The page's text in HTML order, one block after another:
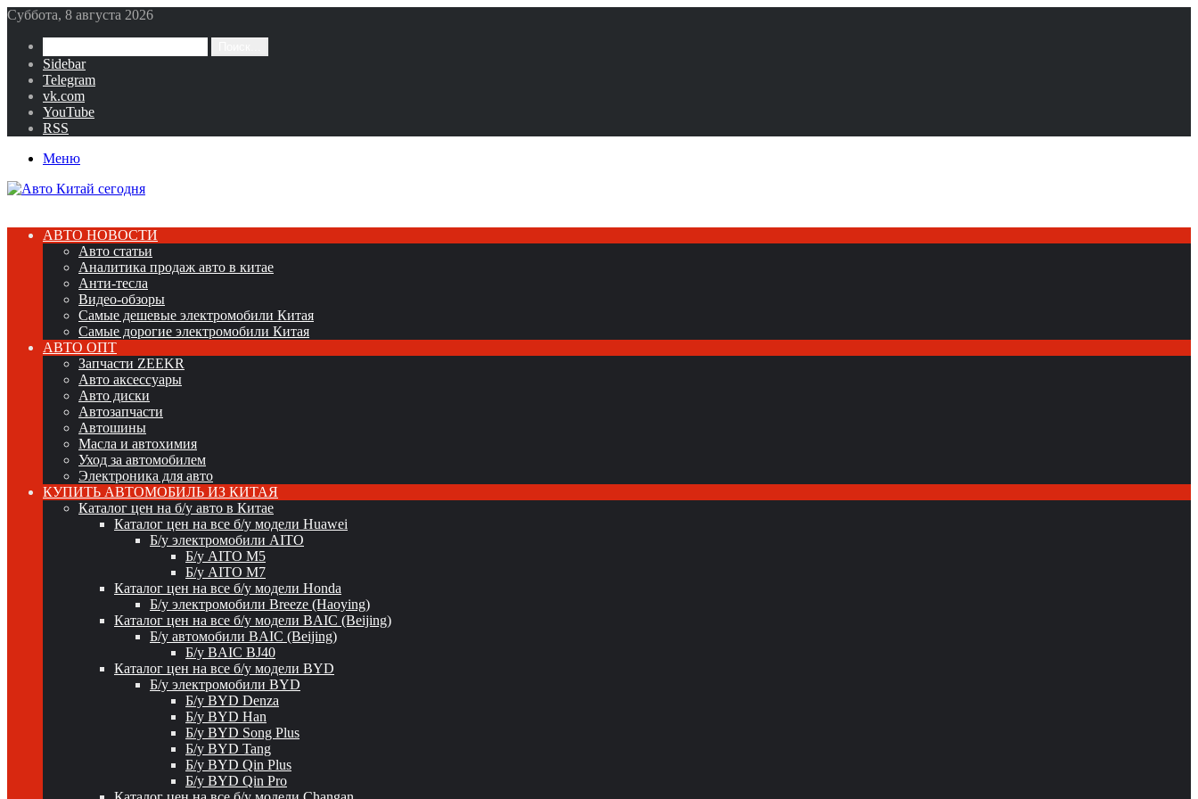
Суббота, 8 августа 2026
Sidebar
Telegram
vk.com
YouTube
RSS
Меню
АВТО НОВОСТИ
Авто статьи
Аналитика продаж авто в китае
Анти-тесла
Видео-обзоры
Самые дешевые электромобили Китая
Самые дорогие электромобили Китая
АВТО ОПТ
Запчасти ZEEKR
Авто аксессуары
Авто диски
Автозапчасти
Автошины
Масла и автохимия
Уход за автомобилем
Электроника для авто
КУПИТЬ АВТОМОБИЛЬ ИЗ КИТАЯ
Каталог цен на б/у авто в Китае
Каталог цен на все б/у модели Huawei
Б/у электромобили AITO
Б/у AITO M5
Б/у AITO M7
Каталог цен на все б/у модели Honda
Б/у электромобили Breeze (Haoying)
Каталог цен на все б/у модели BAIC (Beijing)
Б/у автомобили BAIC (Beijing)
Б/у BAIC BJ40
Каталог цен на все б/у модели BYD
Б/у электромобили BYD
Б/у BYD Denza
Б/у BYD Han
Б/у BYD Song Plus
Б/у BYD Tang
Б/у BYD Qin Plus
Б/у BYD Qin Pro